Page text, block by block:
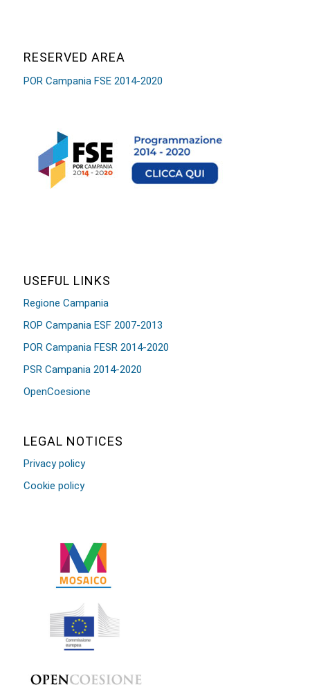
RESERVED AREA
POR Campania FSE 2014-2020
USEFUL LINKS
Regione Campania
ROP Campania ESF 2007-2013
POR Campania FESR 2014-2020
PSR Campania 2014-2020
OpenCoesione
LEGAL NOTICES
Privacy policy
Cookie policy